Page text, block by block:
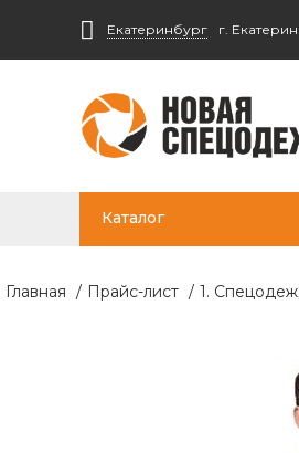
Екатеринбург г.
Каталог
Главная / Прайс-лист / 1.